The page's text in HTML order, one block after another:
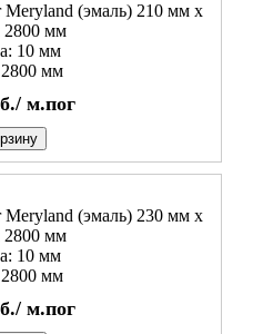
(эмаль) 210 мм х
2800 мм
10 мм
мм
м.пог
(эмаль) 230 мм х
2800 мм
10 мм
мм
м.пог